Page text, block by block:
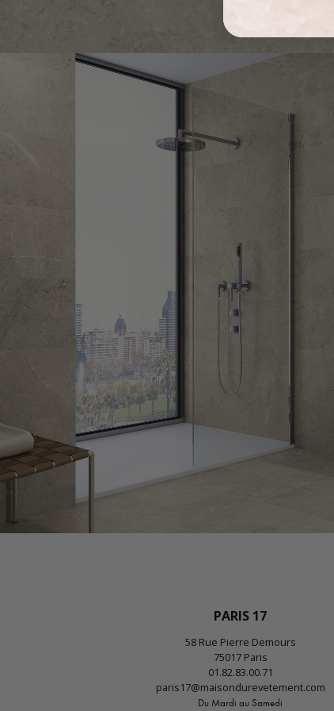
PARIS 17
58 Rue Pierre Demours
75017 Paris
01.82.83.00.71
paris17@maisondurevetement.com
Du Mardi au Samedi